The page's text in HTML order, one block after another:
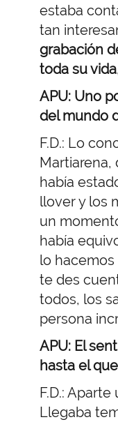
estaba
tan
grabación
toda su vida
APU: Uno
del mundo
F.D.: Lo
Martiarena,
había
llover y los
un
había
lo hacemos
te des
todos, los
persona
APU: El
hasta el
F.D.:
Llegaba